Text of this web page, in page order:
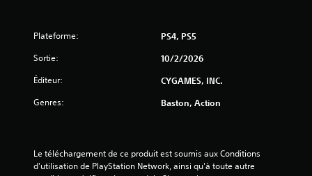
s
Plateforme: PS4, PS5
Sortie: 10/2/2026
Éditeur: CYGAMES, INC.
Genres: Baston, Action
Le téléchargement de ce produit est soumis aux Conditions
d'utilisation de PlayStation Network, ainsi qu'à toute autre